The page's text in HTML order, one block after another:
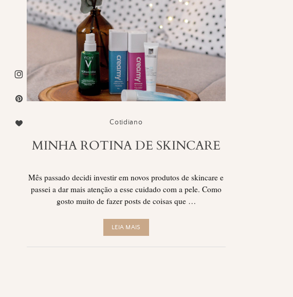
Cotidiano
MINHA ROTINA DE SKINCARE
Mês passado decidi investir em novos produtos de skincare e
passei a dar mais atenção a esse cuidado com a pele. Como
gosto muito de fazer posts de coisas que …
LEIA MAIS